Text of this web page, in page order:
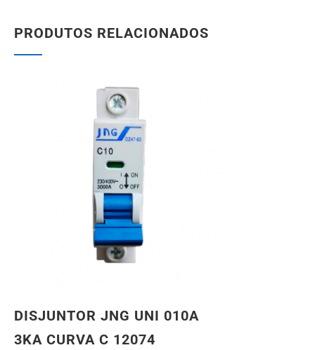
PRODUTOS RELACIONADOS
DISJUNTOR JNG UNI 010A
3KA CURVA C 12074